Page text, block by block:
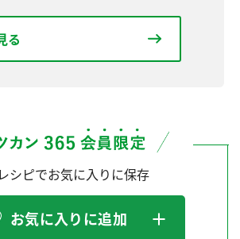
る
シピでお気に入りに保存
お気に入りに追加